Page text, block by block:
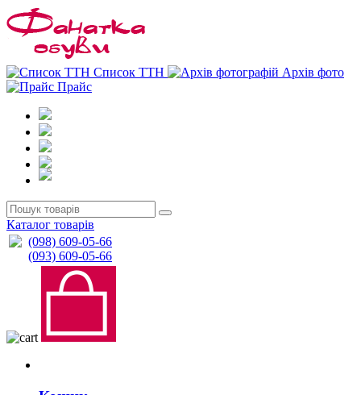
Список ТТН
Архів фото
Прайс
Каталог товарів
(098) 609-05-66
(093) 609-05-66